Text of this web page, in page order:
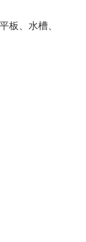
板、水槽、